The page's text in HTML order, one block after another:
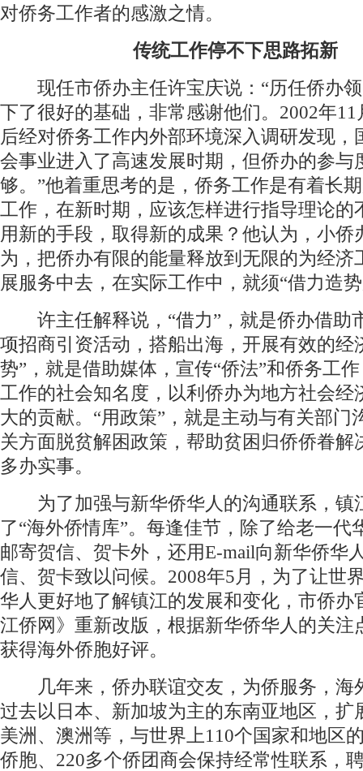
对侨务工作者的感激之情。
传统工作停不下思路拓新
现任市侨办主任许宝庆说：“历任侨办领
下了很好的基础，非常感谢他们。2002年
后经对侨务工作内外部环境深入调研发现，
会事业进入了高速发展时期，但侨办的参与
够。”他着重思考的是，侨务工作是有着长
工作，在新时期，应该怎样进行指导理论的
用新的手段，取得新的成果？他认为，小侨
为，把侨办有限的能量释放到无限的为经济
展服务中去，在实际工作中，就须“借力造
许主任解释说，“借力”，就是侨办借助
项招商引资活动，搭船出海，开展有效的经
势”，就是借助媒体，宣传“侨法”和侨务工
工作的社会知名度，以利侨办为地方社会经
大的贡献。“用政策”，就是主动与有关部门
关方面脱贫解困政策，帮助贫困归侨侨眷解
多办实事。
为了加强与新华侨华人的沟通联系，镇
了“海外侨情库”。每逢佳节，除了给老一代
邮寄贺信、贺卡外，还用E-mail向新华侨华
信、贺卡致以问候。2008年5月，为了让世
华人更好地了解镇江的发展和变化，市侨办
江侨网》重新改版，根据新华侨华人的关注
获得海外侨胞好评。
几年来，侨办联谊交友，为侨服务，海
过去以日本、新加坡为主的东南亚地区，扩
美洲、澳洲等，与世界上110个国家和地区
侨胞、220多个侨团商会保持经常性联系，